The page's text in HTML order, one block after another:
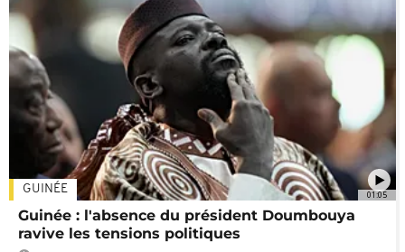
01:05
GUINÉE
Guinée : l'absence du président Doumbouya
ravive les tensions politiques